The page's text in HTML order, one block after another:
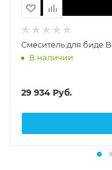
Смеситель для биде
В наличии
29 934 Руб.